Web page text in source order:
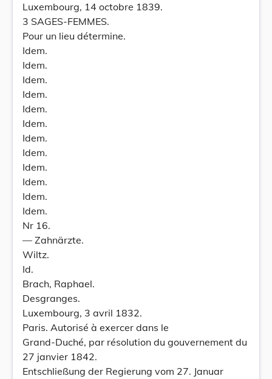
Luxembourg, 14 octobre 1839.
3 SAGES-FEMMES.
Pour un lieu détermine.
Idem.
Idem.
Idem.
Idem.
Idem.
Idem.
Idem.
Idem.
Idem.
Idem.
Idem.
Idem.
Nr 16.
— Zahnärzte.
Wiltz.
Id.
Brach, Raphael.
Desgranges.
Luxembourg, 3 avril 1832.
Paris. Autorisé à exercer dans le
Grand-Duché, par résolution du gouvernement du
27 janvier 1842.
Entschließung der Regierung vom 27. Januar